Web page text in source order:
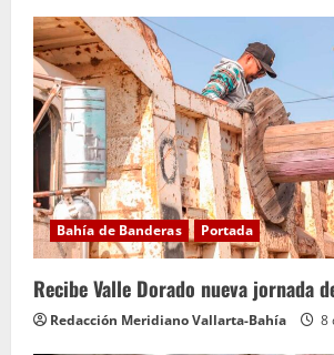
Bahía de Banderas Portada
Recibe Valle Dorado nueva jornada
Redacción Meridiano Vallarta-Bahía 8